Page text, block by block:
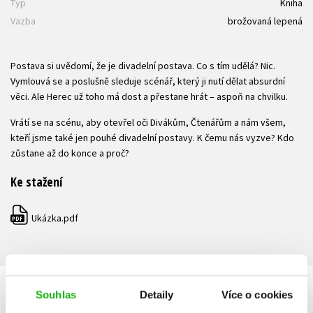
Souhlas Detaily Více o cookies
Typ
Kniha
Vazba
brožovaná lepená
Postava si uvědomí, že je divadelní postava. Co s tím udělá? Nic.
Vymlouvá se a poslušně sleduje scénář, který ji nutí dělat absurdní
věci. Ale Herec už toho má dost a přestane hrát – aspoň na chvilku.
Vrátí se na scénu, aby otevřel oči Divákům, Čtenářům a nám všem,
kteří jsme také jen pouhé divadelní postavy. K čemu nás vyzve? Kdo
zůstane až do konce a proč?
Ke stažení
PDF Ukázka.pdf
HODNOCENÍ ČTENÁŘŮ